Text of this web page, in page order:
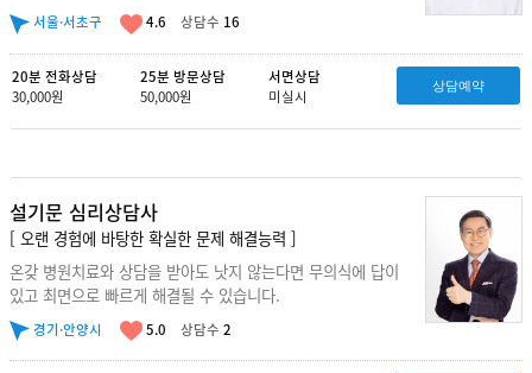
서울·서초구 4.6 상담수 16
20분 전화상담
30,000원
25분 방문상담
50,000원
서면상담
미실시
상담예약
설기문 심리상담사
[ 오랜 경험에 바탕한 확실한 문제 해결능력 ]
온갖 병원치료와 상담을 받아도 낫지 않는다면 무의식에 답이
있고 최면으로 빠르게 해결될 수 있습니다.
경기·안양시 5.0 상담수 2